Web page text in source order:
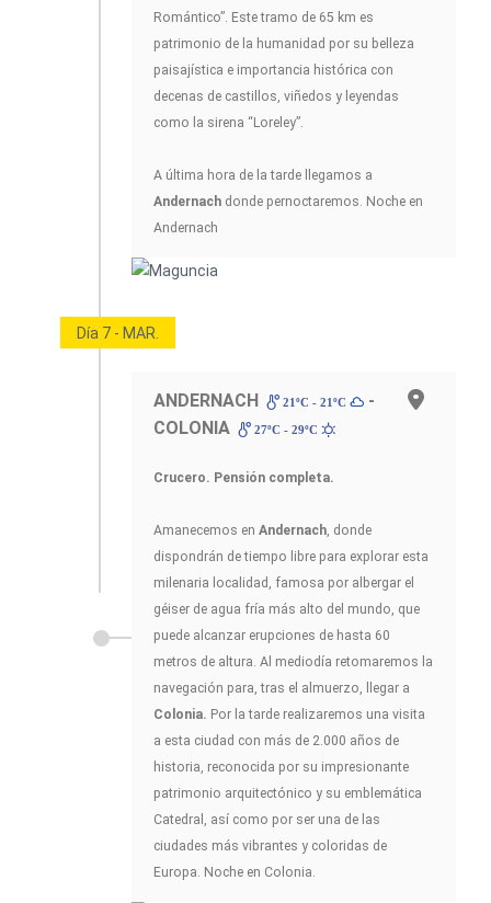
Romántico”. Este tramo de 65 km es
patrimonio de la humanidad por su belleza
paisajística e importancia histórica con
decenas de castillos, viñedos y leyendas
como la sirena “Loreley”.
A última hora de la tarde llegamos a
Andernach donde pernoctaremos. Noche en
Andernach
Día 7 - MAR.
ANDERNACH 21ºC - 21ºC
-
COLONIA
27ºC - 29ºC
Crucero. Pensión completa.
Amanecemos en Andernach , donde
dispondrán de tiempo libre para explorar esta
milenaria localidad, famosa por albergar el
géiser de agua fría más alto del mundo, que
puede alcanzar erupciones de hasta 60
metros de altura. Al mediodía retomaremos la
navegación para, tras el almuerzo, llegar a
Colonia. Por la tarde realizaremos una visita
a esta ciudad con más de 2.000 años de
historia, reconocida por su impresionante
patrimonio arquitectónico y su emblemática
Catedral, así como por ser una de las
ciudades más vibrantes y coloridas de
Europa. Noche en Colonia.